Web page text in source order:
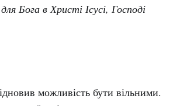
Бога в Христі Ісусі, Господі
можливість бути вільними.